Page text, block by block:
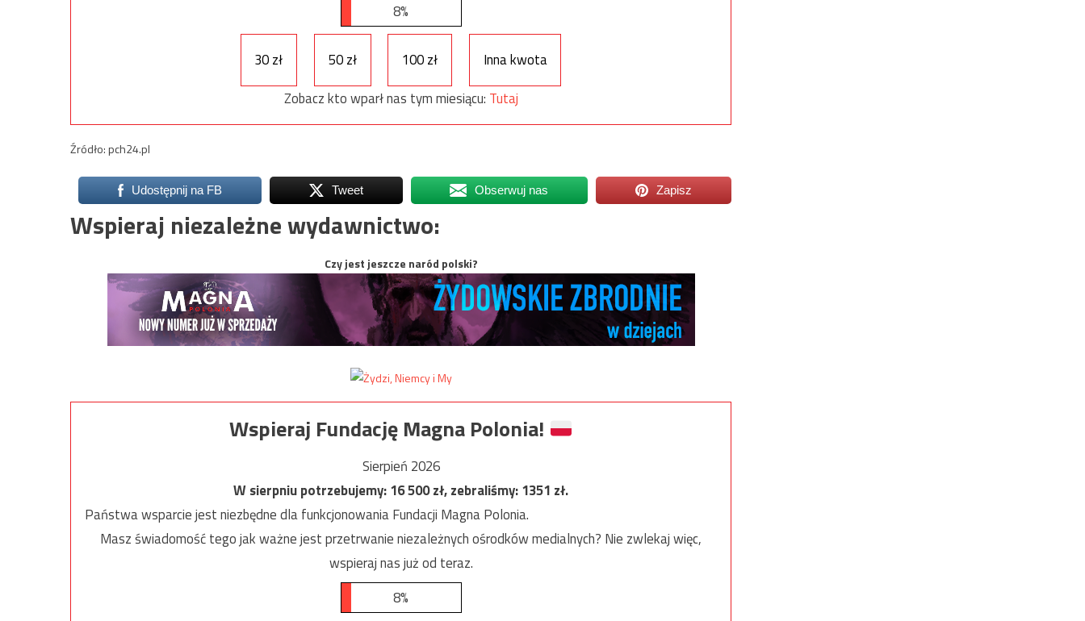
8%
30 zł 50 zł 100 zł
Inna kwota
Zobacz kto wparł nas tym miesiącu: Tutaj
Źródło: pch24.pl
Udostępnij na FB Tweet Obserwuj nas Zapisz
Wspieraj niezależne wydawnictwo:
Czy jest jeszcze naród polski?
Wspieraj Fundację Magna Polonia!
Sierpień 2026
W sierpniu potrzebujemy:16 500zł, zebraliśmy:1351 zł.
Państwa wsparcie jest niezbędne dla funkcjonowania Fundacji Magna Polonia.
Masz świadomość tego jak ważne jest przetrwanie niezależnych ośrodków medialnych? Nie zwlekaj więc,
wspieraj nas już od teraz.
8%